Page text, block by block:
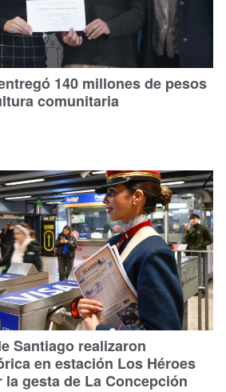
140 millones de pesos
comunitaria
Santiago realizaron
en estación Los Héroes
gesta de La Concepción